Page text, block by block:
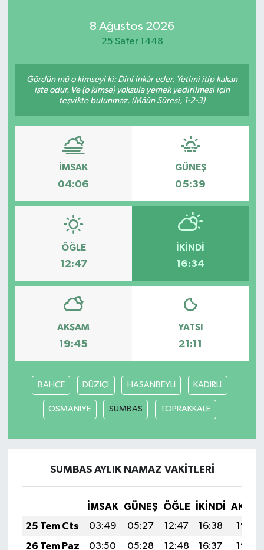
8 Ağustos 2026
25 Safer 1448
Gördün mü o kimseyi ki: Dini inkâr eder. Yetimi itip kakan
işte odur. Ve (o kimse) yoksula yemek yedirilmesi için
teşvikte bulunmaz. (Mâûn Sûresi, 1-2-3)
İMSAK
04:06
GÜNEŞ
05:39
ÖĞLE
12:47
İKINDI
16:34
AKŞAM
19:45
YATSI
21:11
BAHÇE DÜZİÇİ HASANBEYLİ KADİRLİ
OSMANİYE SUMBAS TOPRAKKALE
SUMBAS AYLIK NAMAZ VAKITLERI
İMSAK GÜNEŞ ÖĞLE İKINDI
25 Tem Cts
03:49 05:27 12:47 16:38
19:58
26 Tem Paz
03:50 05:28 12:48 16:37
19:57
Yaşam